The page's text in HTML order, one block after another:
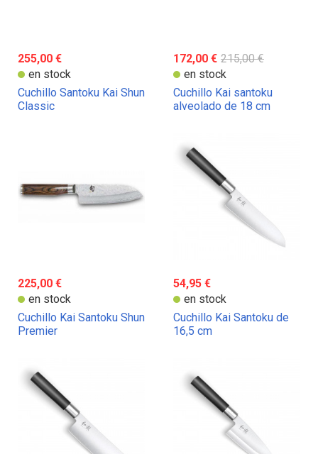
255,00 €
en stock
Cuchillo Santoku Kai Shun
Classic
172,00 € 215,00 €
en stock
Cuchillo Kai santoku
alveolado de 18 cm
225,00 €
en stock
Cuchillo Kai Santoku Shun
Premier
54,95 €
en stock
Cuchillo Kai Santoku de
16,5 cm